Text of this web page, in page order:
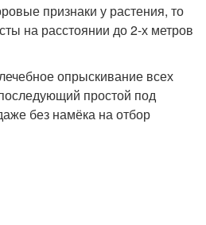
признаки у растения, то
на расстоянии до 2-х метров
опрыскивание всех
простой под
без намёка на отбор